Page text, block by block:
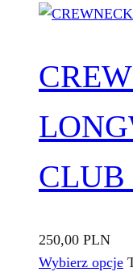
250,00 PLN
Wybierz opcje